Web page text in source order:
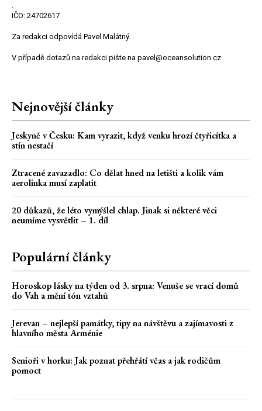
.
IČO: 24702617
Za redakci odpovídá Pavel Malátný.
V případě dotazů na redakci pište na pavel@oceansolution.cz.
Nejnovější články
Jeskyně v Česku: Kam vyrazit, když venku hrozí čtyřicítka a
stín nestačí
Ztracené zavazadlo: Co dělat hned na letišti a kolik vám
aerolinka musí zaplatit
20 důkazů, že léto vymýšlel chlap. Jinak si některé věci
neumíme vysvětlit – 1. díl
Populární články
Horoskop lásky na týden od 3. srpna: Venuše se vrací domů
do Vah a mění tón vztahů
Jerevan – nejlepší památky, tipy na návštěvu a zajímavosti z
hlavního města Arménie
Senioři v horku: Jak poznat přehřátí včas a jak rodičům
pomoct